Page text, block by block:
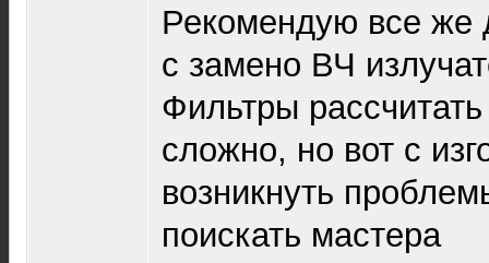
Рекомендую все же
с замено ВЧ
Фильтры
сложно, но вот с
возникнуть
поискать мастера